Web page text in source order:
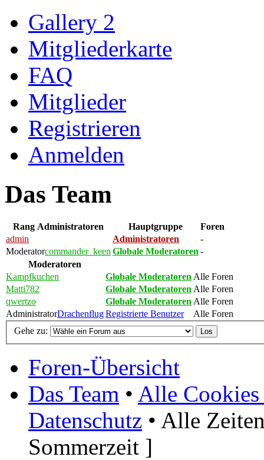
Gallery 2
Mitgliederkarte
FAQ
Mitglieder
Registrieren
Anmelden
Das Team
Rang Administratoren Hauptgruppe
Foren
admin
Administratoren
-
Moderatorcommander_keen Globale Moderatoren -
Moderatoren
Kampfkuchen
Globale Moderatoren Alle Foren
Matti782
Globale Moderatoren Alle Foren
qwertzo
Globale Moderatoren Alle Foren
AdministratorDrachenflugRegistrierte Benutzer
Alle Foren
Gehe zu:
Foren-Übersicht
Das Team • Alle Cookies
Datenschutz • Alle
Sommerzeit ]